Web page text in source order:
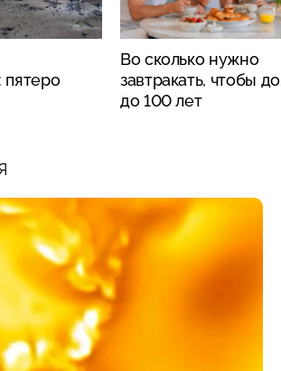
пятеро
Во сколько нужно
завтракать, чтобы
до 100 лет